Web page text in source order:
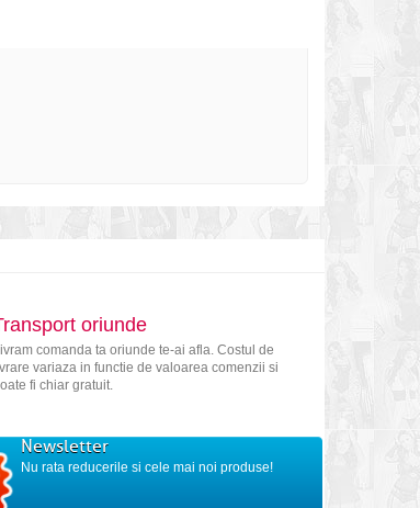
oriunde
comanda ta oriunde te-ai afla. Costul de
variaza in functie de valoarea comenzii si
fi chiar gratuit.
Newsletter
Nu rata reducerile si cele mai noi produse!